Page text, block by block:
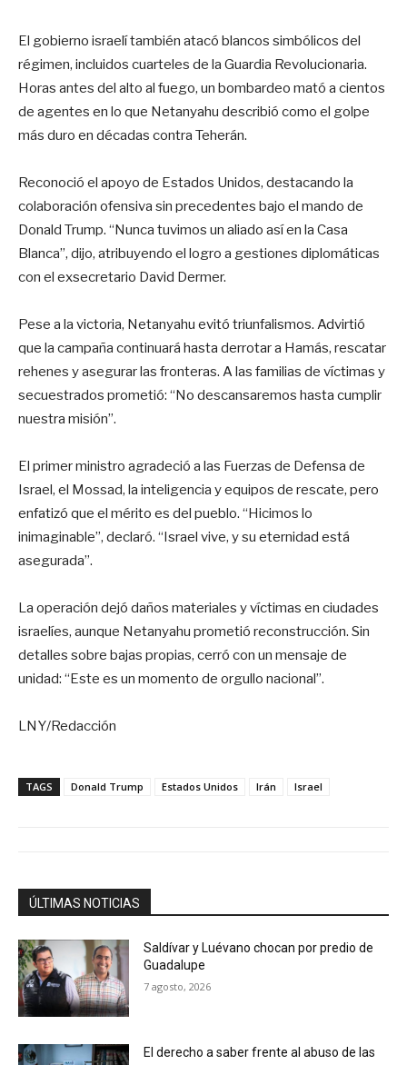
El gobierno israelí también atacó blancos simbólicos del
régimen, incluidos cuarteles de la Guardia Revolucionaria.
Horas antes del alto al fuego, un bombardeo mató a cientos
de agentes en lo que Netanyahu describió como el golpe
más duro en décadas contra Teherán.
Reconoció el apoyo de Estados Unidos, destacando la
colaboración ofensiva sin precedentes bajo el mando de
Donald Trump. “Nunca tuvimos un aliado así en la Casa
Blanca”, dijo, atribuyendo el logro a gestiones diplomáticas
con el exsecretario David Dermer.
Pese a la victoria, Netanyahu evitó triunfalismos. Advirtió
que la campaña continuará hasta derrotar a Hamás, rescatar
rehenes y asegurar las fronteras. A las familias de víctimas y
secuestrados prometió: “No descansaremos hasta cumplir
nuestra misión”.
El primer ministro agradeció a las Fuerzas de Defensa de
Israel, el Mossad, la inteligencia y equipos de rescate, pero
enfatizó que el mérito es del pueblo. “Hicimos lo
inimaginable”, declaró. “Israel vive, y su eternidad está
asegurada”.
La operación dejó daños materiales y víctimas en ciudades
israelíes, aunque Netanyahu prometió reconstrucción. Sin
detalles sobre bajas propias, cerró con un mensaje de
unidad: “Este es un momento de orgullo nacional”.
LNY/Redacción
TAGS Donald Trump Estados Unidos Irán Israel
ÚLTIMAS NOTICIAS
Saldívar y Luévano chocan por predio de
Guadalupe
7 agosto, 2026
El derecho a saber frente al abuso de las